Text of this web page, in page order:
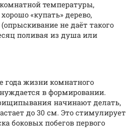
температуры,
«купать» дерево,
не даёт такого
поливая из душа или
года жизни комнатного
в формировании.
начинают делать,
до 30 см. Это стимулирует
боковых побегов первого